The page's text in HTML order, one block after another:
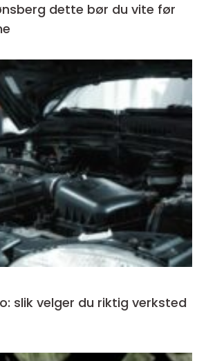
du vite før
slik velger du riktig verksted